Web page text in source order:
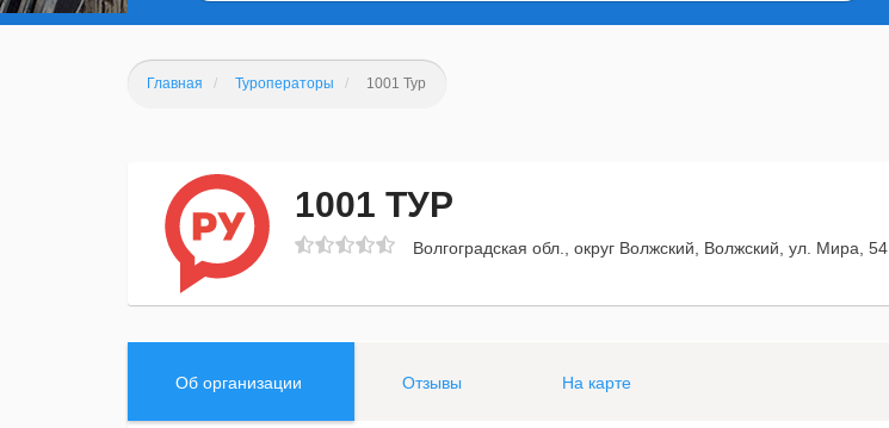
Главная Туроператоры 1001 Тур
1001 ТУР
Волгоградская обл., округ Волжский, Волжский, ул. Мира, 54
Об организации Отзывы На карте